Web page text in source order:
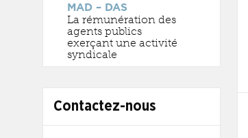
MAD – DAS
La rémunération des
agents publics
exerçant une activité
syndicale
Contactez-nous